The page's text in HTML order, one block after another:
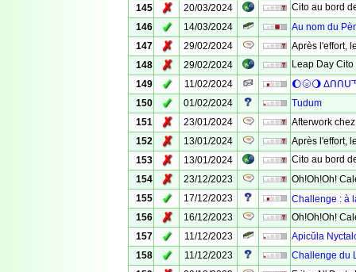
145
✗ 20/03/2024
Cito au bord
146
✓ 14/03/2024
Au nom du
147
✗ 29/02/2024
Après l'effort,
148
✗ 29/02/2024
Leap Day
149
✓ 11/02/2024
🌔🌝🌖 Δᑎᑎᑌ
150
✓ 01/02/2024
Tudum
151
✗ 23/01/2024
Afterwork
152
✗ 13/01/2024
Après l'effort,
153
✗ 13/01/2024
Cito au bord
154
✗ 23/12/2023
Oh!Oh!Oh!
155
✓ 17/12/2023
Challenge : à
156
✗ 16/12/2023
Oh!Oh!Oh!
157
✓ 11/12/2023
Apicŭla
158
✓ 11/12/2023
Challenge du